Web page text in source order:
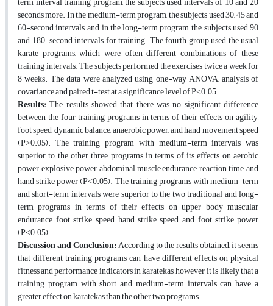
seconds more. In the medium-term program, the subjects used 30, 45 and
60-second intervals, and in the long-term program, the subjects used 90
and 180-second intervals for training. The fourth group used the usual
karate programs, which were often different combinations of these
training intervals. The subjects performed the exercises twice a week for
8 weeks. The data were analyzed using one-way ANOVA, analysis of
covariance and paired t-test at a significance level of P˂0.05.
Results:The results showed that there was no significant difference
between the four training programs in terms of their effects on agility,
foot speed, dynamic balance, anaerobic power, and hand movement speed
(P˃0.05). The training program with medium-term intervals was
superior to the other three programs in terms of its effects on aerobic
power, explosive power, abdominal muscle endurance, reaction time, and
hand strike power (P˂0.05). The training programs with medium-term
and short-term intervals were superior to the two traditional and long-
term programs in terms of their effects on upper body muscular
endurance, foot strike speed, hand strike speed, and foot strike power
(P˂0.05).
Discussion andConclusion:According to the results obtained, it seems
that different training programs can have different effects on physical
fitness and performance indicators in karatekas, however, it is likely that a
training program with short and medium-term intervals can have a
greater effect on karatekas than the other two programs.